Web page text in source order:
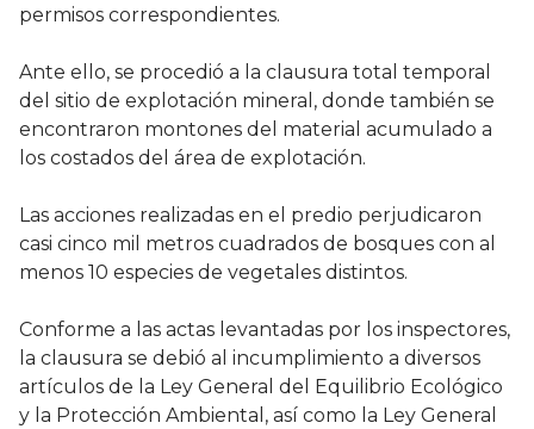
permisos correspondientes.
Ante ello, se procedió a la clausura total temporal
del sitio de explotación mineral, donde también se
encontraron montones del material acumulado a
los costados del área de explotación.
Las acciones realizadas en el predio perjudicaron
casi cinco mil metros cuadrados de bosques con al
menos 10 especies de vegetales distintos.
Conforme a las actas levantadas por los inspectores,
la clausura se debió al incumplimiento a diversos
artículos de la Ley General del Equilibrio Ecológico
y la Protección Ambiental, así como la Ley General